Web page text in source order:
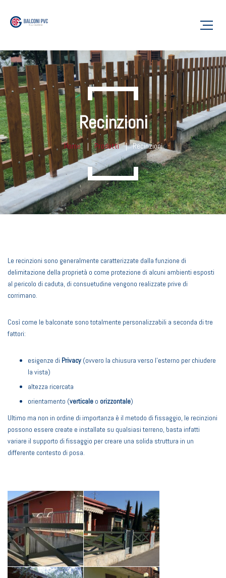
Recinzioni
Home Prodotti Recinzioni
Le recinzioni sono generalmente caratterizzate dalla funzione di
delimitazione della proprietà o come protezione di alcuni ambienti esposti
al pericolo di caduta, di consuetudine vengono realizzate prive di
corrimano.
Così come le balconate sono totalmente personalizzabili a seconda di tre
fattori:
esigenze di Privacy (ovvero la chiusura verso l’esterno per chiudere
la vista)
altezza ricercata
orientamento (verticale o orizzontale)
Ultimo ma non in ordine di importanza è il metodo di fissaggio, le recinzioni
possono essere create e installate su qualsiasi terreno, basta infatti
variare il supporto di fissaggio per creare una solida struttura in un
differente contesto di posa.